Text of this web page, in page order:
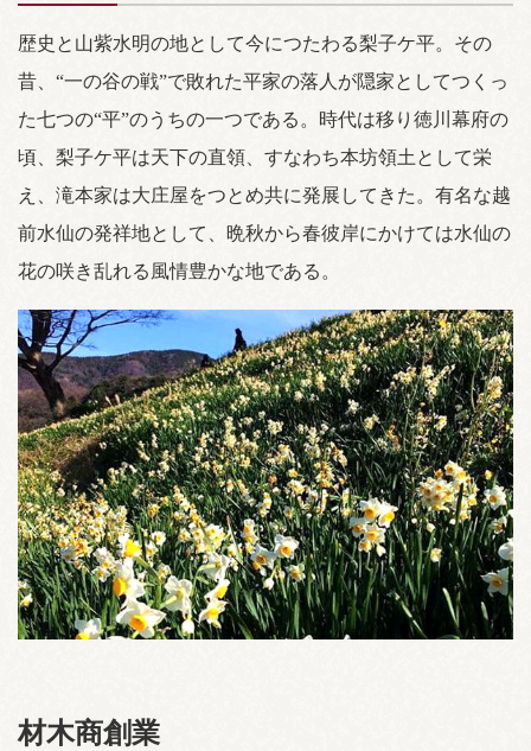
歴史と山紫水明の地として今につたわる梨子ケ平。その
昔、“一の谷の戦”で敗れた平家の落人が隠家としてつくっ
た七つの“平”のうちの一つである。時代は移り徳川幕府の
頃、梨子ケ平は天下の直領、すなわち本坊領土として栄
え、滝本家は大庄屋をつとめ共に発展してきた。有名な越
前水仙の発祥地として、晩秋から春彼岸にかけては水仙の
花の咲き乱れる風情豊かな地である。
材木商創業